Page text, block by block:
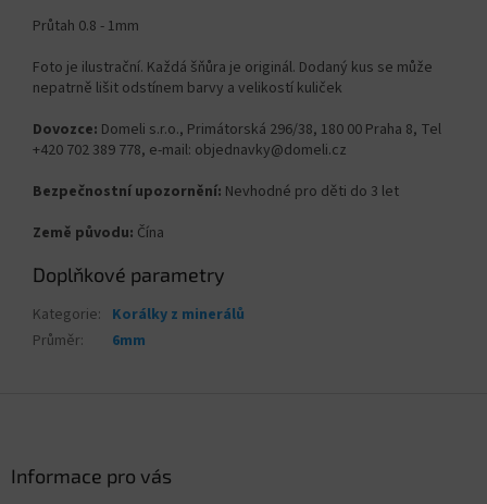
Průtah 0.8 - 1mm
Foto je ilustrační. Každá šňůra je originál. Dodaný kus se může
nepatrně lišit odstínem barvy a velikostí kuliček
Dovozce: Domeli s.r.o., Primátorská 296/38, 180 00 Praha 8, Tel
+420 702 389 778, e-mail: objednavky@domeli.cz
Bezpečnostní upozornění: Nevhodné pro děti do 3 let
Země původu: Čína
Doplňkové parametry
Kategorie: Korálky z minerálů
Průměr: 6mm
Informace pro vás